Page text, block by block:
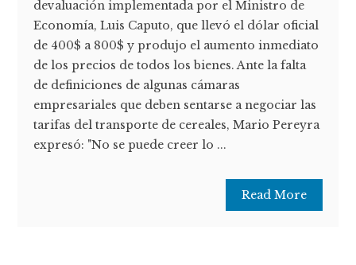
devaluación implementada por el Ministro de
Economía, Luis Caputo, que llevó el dólar oficial
de 400$ a 800$ y produjo el aumento inmediato
de los precios de todos los bienes. Ante la falta
de definiciones de algunas cámaras
empresariales que deben sentarse a negociar las
tarifas del transporte de cereales, Mario Pereyra
expresó: "No se puede creer lo ...
Read More